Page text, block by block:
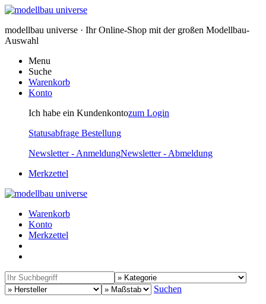
modellbau universe · Ihr Online-Shop mit der großen Modellbau-
Auswahl
Menu
Suche
Warenkorb
Konto
Ich habe ein Kundenkontozum Login
Statusabfrage Bestellung
Newsletter - AnmeldungNewsletter - Abmeldung
Merkzettel
Warenkorb
Konto
Merkzettel
Suchen